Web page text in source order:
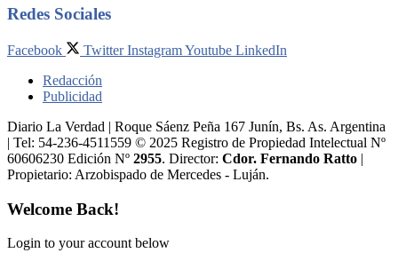
Redes Sociales
Facebook Twitter InstagramYoutube LinkedIn
Redacción
Publicidad
Diario La Verdad | Roque Sáenz Peña 167 Junín, Bs. As. Argentina
| Tel: 54-236-4511559 © 2025 Registro de Propiedad Intelectual Nº
60606230 Edición Nº 2955. Director:​ Cdor. Fernando Ratto |
Propietario:​ Arzobispado de Mercedes - Luján.
Welcome Back!
Login to your account below